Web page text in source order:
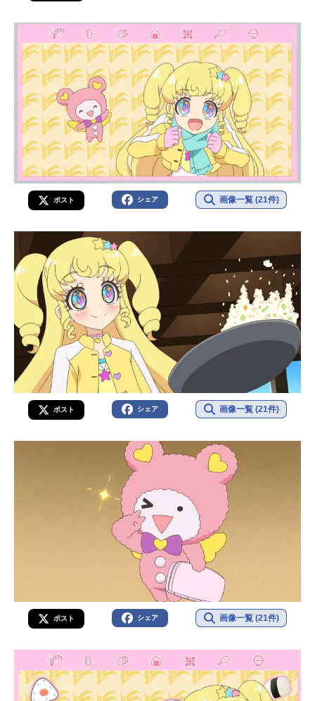
ポスト シェア 画像一覧 (21件)
ポスト シェア 画像一覧 (21件)
ポスト シェア 画像一覧 (21件)